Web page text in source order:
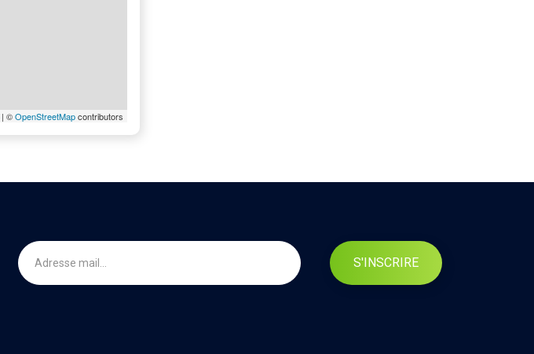
| ©OpenStreetMapcontributors
S'INSCRIRE